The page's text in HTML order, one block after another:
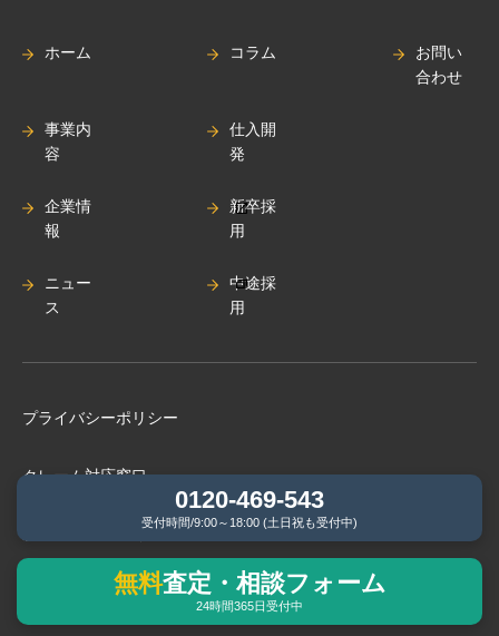
ホーム
事業内
容
企業情
報
ニュー
ス
コラム
仕入開
発
新卒採
用
中途採
用
お問い
合わせ
プライバシーポリシー
クレーム対応窓口
次世代法に基づく⼀般事業主⾏動計画
BCP（緊急時事業継続計画）基本⽅針
0120-469-543
受付時間/9:00～18:00 (土日祝も受付中)
無料査定・相談フォーム
24時間365日受付中